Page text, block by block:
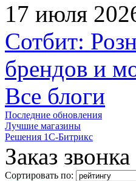
17 июля
Сотбит:
брендов и
Все блоги
Последние обновления
Лучшие магазины
Решения 1С-Битрикс
Заказ звонка
Сортировать по: